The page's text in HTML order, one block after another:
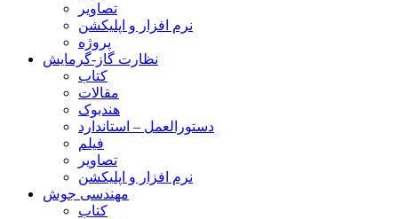
تصاویر
نرم افزار و اپلیکشن
پروژه
نظارت گاز-گرمایش
کتاب
مقالات
هندبوک
دستورالعمل – استاندارد
فیلم
تصاویر
نرم افزار و اپلیکشن
مهندسی جوش
کتاب